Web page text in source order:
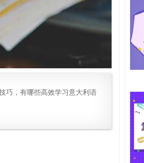
巧，有哪些高效学习意大利语